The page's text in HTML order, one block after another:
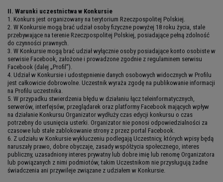
II. Warunki uczestnictwa w Konkursie
1. Konkurs jest organizowany na terytorium Rzeczpospolitej Polskiej.
2. W Konkursie mogą brać udział osoby fizyczne powyżej 18 roku życia, stale
przebywające na terenie Rzeczpospolitej Polskiej, posiadające pełną zdolność
do czynności prawnych.
3. W Konkursie mogą brać udział wyłącznie osoby posiadające konto osobiste w
serwisie Facebook, założone i prowadzone zgodnie z regulaminem serwisu
Facebook (dalej „Profil”).
4. Udział w Konkursie i udostępnienie danych osobowych widocznych w Profilu
jest całkowicie dobrowolne. Uczestnik wyraża zgodę na publikowanie informacji
na Profilu uczestnika.
5. W przypadku stwierdzenia błędu w działaniu łącz teleinformatycznych,
serwerów, interfejsów, przeglądarek oraz platformy Facebook mających wpływ
na działanie Konkursu Organizator wydłuży czas edycji konkursu o czas
potrzebny do usunięcia usterki. Organizator nie ponosi odpowiedzialności za
czasowe lub stałe zablokowanie strony z przez portal Facebook.
6. Z udziału w Konkursie wykluczeniu podlegają Uczestnicy, których wpisy będą
naruszały prawo, dobre obyczaje, zasady współżycia społecznego, interes
publiczny, uzasadniony interes prywatny lub dobre imię lub renomę Organizatora
lub powiązanych z nimi podmiotów, takim Uczestnikom nie przysługują żadne
świadczenia ani przywileje związane z udziałem w Konkursie.